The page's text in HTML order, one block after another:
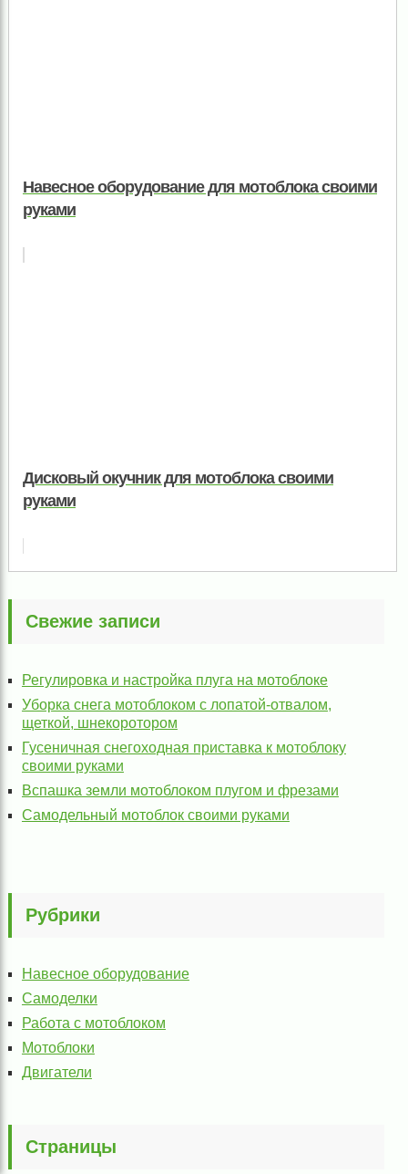
Навесное оборудование для мотоблока своими
руками
Дисковый окучник для мотоблока своими
руками
Свежие записи
Регулировка и настройка плуга на мотоблоке
Уборка снега мотоблоком с лопатой-отвалом,
щеткой, шнекоротором
Гусеничная снегоходная приставка к мотоблоку
своими руками
Вспашка земли мотоблоком плугом и фрезами
Самодельный мотоблок своими руками
Рубрики
Навесное оборудование
Самоделки
Работа с мотоблоком
Мотоблоки
Двигатели
Страницы